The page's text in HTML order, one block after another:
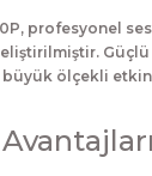
profesyonel
Güçlü
büyük ölçekli